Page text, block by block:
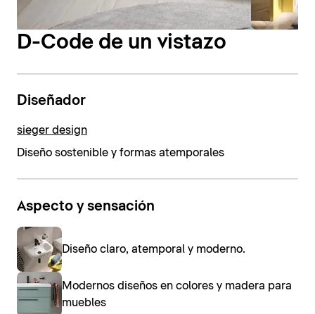
D-Code de un vistazo
Diseñador
sieger design
Diseño sostenible y formas atemporales
Aspecto y sensación
Diseño claro, atemporal y moderno.
Modernos diseños en colores y madera para
muebles